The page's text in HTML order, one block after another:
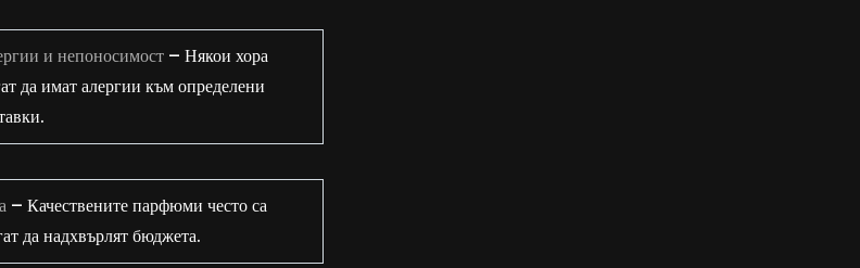
и непоносимост – Някои хора
да имат алергии към определени
– Качествените парфюми често са
да надхвърлят бюджета.